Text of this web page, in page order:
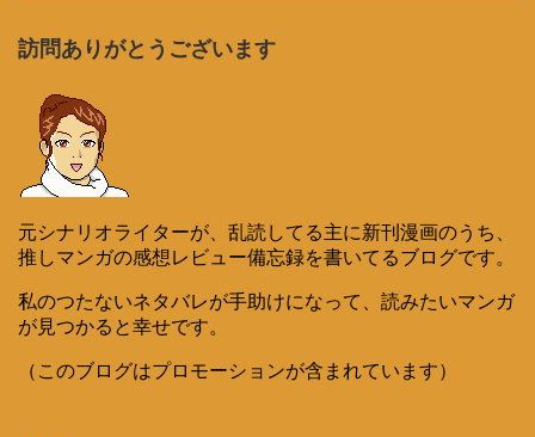
訪問ありがとうございます
元シナリオライターが、乱読してる主に新刊漫画のうち、
推しマンガの感想レビュー備忘録を書いてるブログです。
私のつたないネタバレが手助けになって、読みたいマンガ
が見つかると幸せです。
（このブログはプロモーションが含まれています）